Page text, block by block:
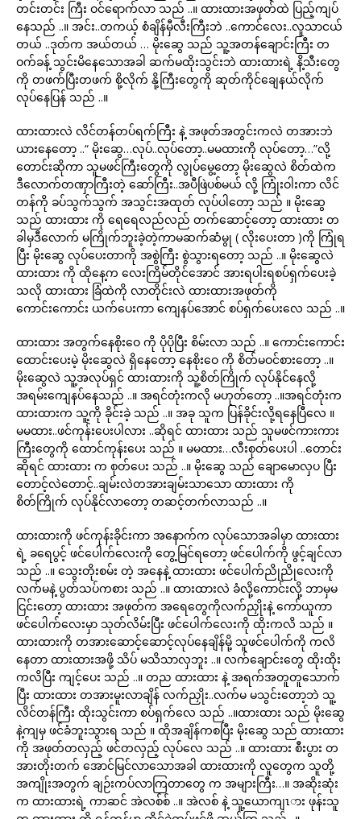
တင်းတင်း ကြီး ဝင်ရောက်လာ သည် ..။ ထားထားအဖုတ်ထဲ ပြည့်ကျပ်
နေသည် ..။ အင်း..တကယ့် စံချိန်မှီလီးကြီးဘဲ ..ကောင်လေး..လူသာငယ်
တယ် ..ဒုတ်က အယ်တယ် … မိုးဆွေ သည် သူ့အတန်ချောင်းကြီး တ
ဝက်ခန့် သွင်းမိနေသောအခါ ဆက်မထိုးသွင်းဘဲ ထားထားရဲ့ နိ့သီးတွေ
ကို တဖက်ပြီးတဖက် စို့လိုက် နို့ကြီးတွေကို ဆုတ်ကိုင်ချေနယ်လိုက်
လုပ်နေပြန် သည် ..။
ထားထားလဲ လိင်တန်တပ်ရက်ကြီး နဲ့ အဖုတ်အတွင်းကလဲ တအားဘဲ
ယားနေတော့ ..“ မိုးဆွေ…လုပ်..လုပ်တော့..မမထားကို လုပ်တော့…”လို့
တောင်းဆိုကာ သူမဖင်ကြီးတွေကို လွုပ်မွေ့တော့ မိုးဆွေလဲ စိတ်ထဲက
ဒီလောက်တဏှာကြီးတဲ့ ဆော်ကြီး..အပီဖြဲပစ်မယ် လို့ ကြုံးဝါးကာ လိင်
တန်ကို ခပ်သွက်သွက် အသွင်းအထုတ် လုပ်ပါတော့ သည် ။ မိုးဆွေ
သည် ထားထား ကို ရေရေလည်လည် တက်ဆောင့်တော့ ထားထား တ
ခါမှဒီလောက် မကြိုက်ဘူးခဲ့တဲ့ကာမဆက်ဆံမွု ( လိုးပေးတာ )ကို ကြုံရ
ပြီး မိုးဆွေ လုပ်ပေးတာကို အစွဲကြီး စွဲသွားရတော့ သည် ..။ မိုးဆွေလဲ
ထားထား ကို ထိုနေ့က လေးကြိမ်တိုင်အောင် အားရပါးရစပ်ရှက်ပေးခဲ့
သလို ထားထား ခြံထဲကို လာတိုင်းလဲ ထားထားအဖုတ်ကို
ကောင်းကောင်း ယက်ပေးကာ ကျေနပ်အောင် စပ်ရှက်ပေးလေ သည် ..။
ထားထား အတွက်နေစိုးဝေ ကို ပိုပိုပြီး စိမ်းလာ သည် ..။ ကောင်းကောင်း
ထောင်းပေးမဲ့ မိုးဆွေလဲ ရှိနေတော့ နေစိုးဝေ ကို စိတ်မဝင်စားတော့ ..။
မိုးဆွေလဲ သူ့အလုပ်ရှင် ထားထားကို သူ့စိတ်ကြိုက် လုပ်နိုင်နေလို့
အရမ်းကျေနပ်နေသည် ..။ အရင်တုံးကလို မဟုတ်တော့ ..။အရင်တုံးက
ထားထားက သူ့ကို ခိုင်းခဲ့ သည် ..။ အခု သူက ပြန်ခိုင်းလို့ရနေပြီလေ ။
မမထား..ဖင်ကုန်းပေးပါလား ..ဆိုရင် ထားထား သည် သူမဖင်ကားကား
ကြီးတွေကို ထောင်ကုန်းပေး သည် ။ မမထား…လီးစုတ်ပေးပါ ..တောင်း
ဆိုရင် ထားထား က စုတ်ပေး သည် ..။ မိုးဆွေ သည် ချောမောလှပ ပြီး
တောင့်လဲတောင့်..ချမ်းလဲတအားချမ်းသာသော ထားထား ကို
စိတ်ကြိုက် လုပ်နိုင်လာတော့ တဆင့်တက်လာသည် ..။
ထားထားကို ဖင်ကုန်းခိုင်းကာ အနောက်က လုပ်သောအခါမှာ ထားထား
ရဲ့ ခရေပွင့် ဖင်ပေါက်လေးကို တွေ့မြင်ရတော့ ဖင်ပေါက်ကို ဖွင့်ချင်လာ
သည် ..။ သွေးတိုးစမ်း တဲ့ အနေနဲ့ ထားထား ဖင်ပေါက်ညိုညိုလေးကို
လက်မနဲ့ ပွတ်သပ်ကစား သည် ..။ ထားထားလဲ ခံလို့ကောင်းလို့ ဘာမှမ
ငြင်းတော့ ထားထား အဖုတ်က အရေတွေကိုလက်ညှိုးနဲ့ ကော်ယူကာ
ဖင်ပေါက်လေးမှာ သုတ်လိမ်းပြီး ဖင်ပေါက်လေးကို ထိုးကလိ သည် ။
ထားထားကို တအားဆောင့်ဆောင့်လုပ်နေချိန်မို့ သူဖင်ပေါက်ကို ကလိ
နေတာ ထားထားအဖို့ သိပ် မသိသာလှဘူး ..။ လက်ချောင်းတွေ ထိုးထိုး
ကလိပြီး ကျင့်ပေး သည် ..။ တည ထားထား နဲ့ အရက်အတူတူသောက်
ပြီး ထားထား တအားမူးလာချိန် လက်ညှိုး..လက်မ မသွင်းတော့ဘဲ သူ့
လိင်တန်ကြီး ထိုးသွင်းကာ စပ်ရှက်လေ သည် ..။ထားထား သည် မိုးဆွေ
နဲ့ကျမှ ဖင်ခံဘူးသွားရ သည် ။ ထိုအချိန်ကစပြီး မိုးဆွေ သည် ထားထား
ကို အဖုတ်တလှည့် ဖင်တလှည့် လုပ်လေ သည် ..။ ထားထား စီးပွား တ
အားတိုးတက် အောင်မြင်လာသောအခါ ထားထားကို လူတွေက သူတို့
အကျိုးအတွက် ချဉ်းကပ်လာကြတာတွေ က အများကြီး…။ အဆိုးဆုံး
က ထားထားရဲ့ ကာဆင် အဲလစ်စ် ..။ အဲလစ် နဲ့ သူ့ယောကျၤား ဖုန်းသူ